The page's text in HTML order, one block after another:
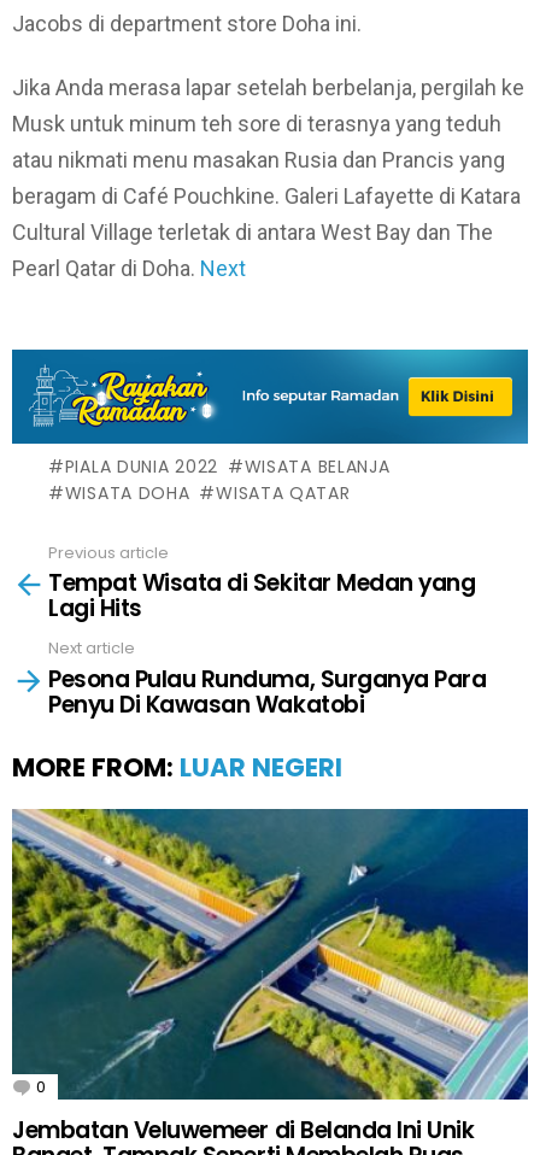
Jacobs di department store Doha ini.
Jika Anda merasa lapar setelah berbelanja, pergilah ke
Musk untuk minum teh sore di terasnya yang teduh
atau nikmati menu masakan Rusia dan Prancis yang
beragam di Café Pouchkine. Galeri Lafayette di Katara
Cultural Village terletak di antara West Bay dan The
Pearl Qatar di Doha. Next
PIALA DUNIA 2022
WISATA BELANJA
WISATA DOHA
WISATA QATAR
more
Previous article
Tempat Wisata di Sekitar Medan yang
Lagi Hits
Next article
Pesona Pulau Runduma, Surganya Para
Penyu Di Kawasan Wakatobi
MORE FROM: LUAR NEGERI
0 Comments
Jembatan Veluwemeer di Belanda Ini Unik